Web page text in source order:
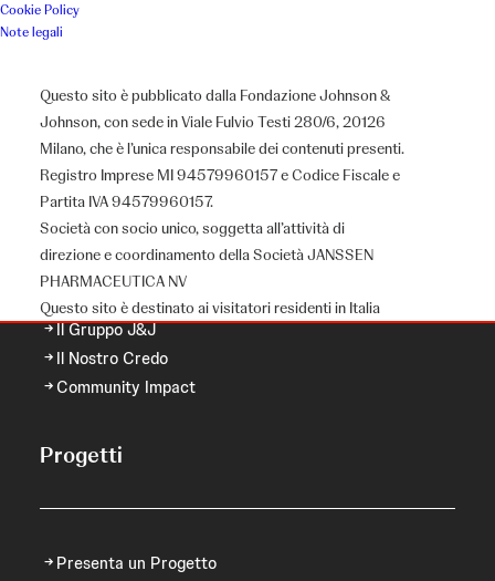
Cookie Policy
Note legali
Questo sito è pubblicato dalla Fondazione Johnson &
Johnson, con sede in Viale Fulvio Testi 280/6, 20126
Milano, che è l’unica responsabile dei contenuti presenti.
Registro Imprese MI 94579960157 e Codice Fiscale e
Partita IVA 94579960157.
Società con socio unico, soggetta all’attività di
direzione e coordinamento della Società JANSSEN
PHARMACEUTICA NV
Questo sito è destinato ai visitatori residenti in Italia
Chi siamo
Il Gruppo J&J
Il Nostro Credo
Community Impact
Progetti
Presenta un Progetto